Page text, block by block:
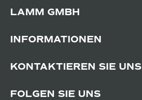
LAMM GMBH
INFORMATIONEN
KONTAKTIEREN SIE UNS
FOLGEN SIE UNS